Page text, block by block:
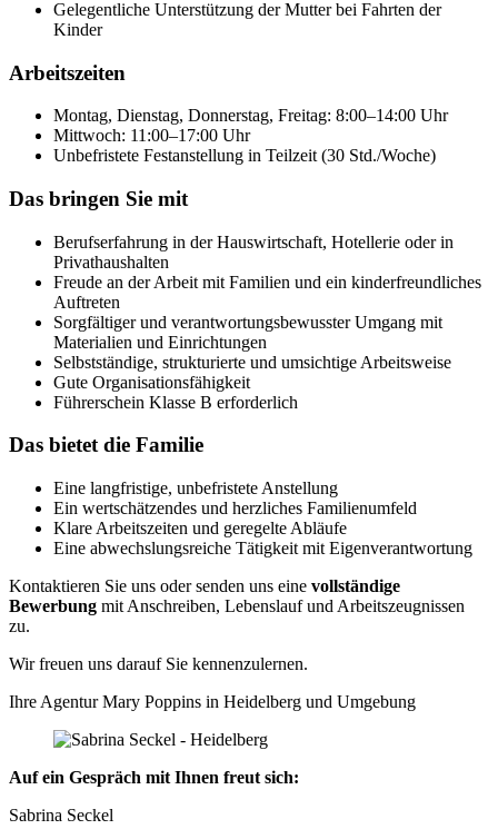
Gelegentliche Unterstützung der Mutter bei Fahrten der
Kinder
Arbeitszeiten
Montag, Dienstag, Donnerstag, Freitag: 8:00–14:00 Uhr
Mittwoch: 11:00–17:00 Uhr
Unbefristete Festanstellung in Teilzeit (30 Std./Woche)
Das bringen Sie mit
Berufserfahrung in der Hauswirtschaft, Hotellerie oder in
Privathaushalten
Freude an der Arbeit mit Familien und ein kinderfreundliches
Auftreten
Sorgfältiger und verantwortungsbewusster Umgang mit
Materialien und Einrichtungen
Selbstständige, strukturierte und umsichtige Arbeitsweise
Gute Organisationsfähigkeit
Führerschein Klasse B erforderlich
Das bietet die Familie
Eine langfristige, unbefristete Anstellung
Ein wertschätzendes und herzliches Familienumfeld
Klare Arbeitszeiten und geregelte Abläufe
Eine abwechslungsreiche Tätigkeit mit Eigenverantwortung
Kontaktieren Sie uns oder senden uns eine vollständige
Bewerbung mit Anschreiben, Lebenslauf und Arbeitszeugnissen
zu.
Wir freuen uns darauf Sie kennenzulernen.
Ihre Agentur Mary Poppins in Heidelberg und Umgebung
Auf ein Gespräch mit Ihnen freut sich:
Sabrina Seckel